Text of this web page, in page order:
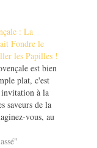
: La
Fondre le
les Papilles !
est bien
plat, c'est
à la
saveurs de la
vous, au
ensoleillé,
mijotée